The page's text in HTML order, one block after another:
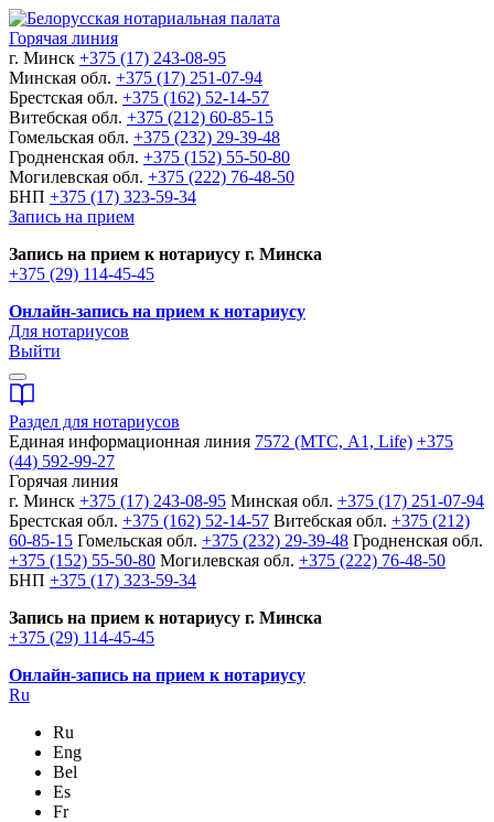
Горячая линия
г. Минск +375 (17) 243-08-95
Минская обл. +375 (17) 251-07-94
Брестская обл. +375 (162) 52-14-57
Витебская обл. +375 (212) 60-85-15
Гомельская обл. +375 (232) 29-39-48
Гродненская обл. +375 (152) 55-50-80
Могилевская обл. +375 (222) 76-48-50
БНП +375 (17) 323-59-34
Запись на прием
Запись на прием к нотариусу г. Минска
+375 (29) 114-45-45
Онлайн-запись на прием к нотариусу
Для нотариусов
Выйти
Раздел для нотариусов
Единая информационная линия 7572 (МТС, A1, Life) +375
(44) 592-99-27
Горячая линия
г. Минск +375 (17) 243-08-95 Минская обл. +375 (17) 251-07-94
Брестская обл. +375 (162) 52-14-57 Витебская обл. +375 (212)
60-85-15 Гомельская обл. +375 (232) 29-39-48 Гродненская обл.
+375 (152) 55-50-80 Могилевская обл. +375 (222) 76-48-50
БНП +375 (17) 323-59-34
Запись на прием к нотариусу г. Минска
+375 (29) 114-45-45
Онлайн-запись на прием к нотариусу
Ru
Ru
Eng
Bel
Es
Fr